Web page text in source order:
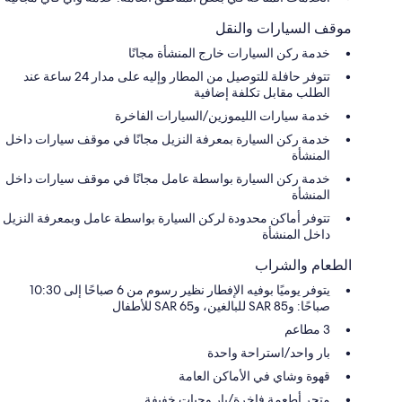
موقف السيارات والنقل
خدمة ركن السيارات خارج المنشأة مجانًا
تتوفر حافلة للتوصيل من المطار وإليه على مدار 24 ساعة عند
الطلب مقابل تكلفة إضافية
خدمة سيارات الليموزين/السيارات الفاخرة
خدمة ركن السيارة بمعرفة النزيل مجانًا في موقف سيارات داخل
المنشأة
خدمة ركن السيارة بواسطة عامل مجانًا في موقف سيارات داخل
المنشأة
تتوفر أماكن محدودة لركن السيارة بواسطة عامل وبمعرفة النزيل
داخل المنشأة
الطعام والشراب
يتوفر يوميًا بوفيه الإفطار نظير رسوم من 6 صباحًا إلى 10:30
صباحًا: و85 SAR للبالغين، و65 SAR للأطفال
3 مطاعم
بار واحد/استراحة واحدة
قهوة وشاي في الأماكن العامة